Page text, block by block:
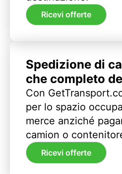
Ricevi offerte
Spedizione di
che completo
Con
per lo spazio
merce anziché
camion o
Ricevi offerte